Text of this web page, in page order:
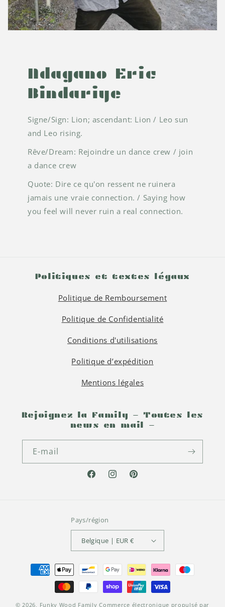
Ndagano Eric
Bindariye
Signe/Sign: Lion; ascendant: Lion / Leo sun
and Leo rising.
Rêve/Dream: Rejoindre un dance crew / join
a dance crew
Quote: Dire ce qu'on ressent ne ruinera
jamais une vraie connection. / Saying how
you feel will never ruin a real connection.
Politiques et textes légaux
Politique de Remboursement
Politique de Confidentialité
Conditions d'utilisations
Politique d’expédition
Mentions légales
Rejoignez la Family - Toutes les
news en mail -
E-mail
FacebookInstagramPinterest
Pays/région
Belgique | EUR €
Moyens
© 2026, Funky Wood Family Commerce électronique propulsé par